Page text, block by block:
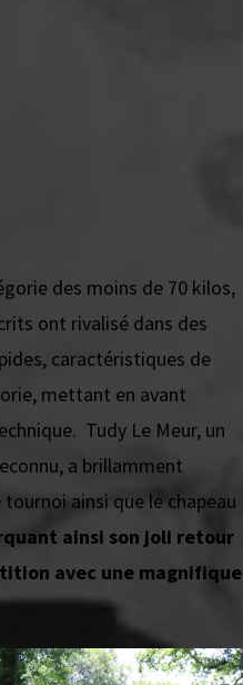
des moins de 70 kilos,
ont rivalisé dans des
caractéristiques de
mettant en avant
Tudy Le Meur, un
a brillamment
ainsi que le chapeau
ainsi son joli retour
avec une magnifique